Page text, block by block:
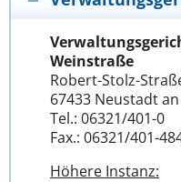
Weinstraße
Robert-Stolz-
67433 Neustadt
Tel.: 06321/401-0
Fax.: 06321/401-
Höhere Instanz: